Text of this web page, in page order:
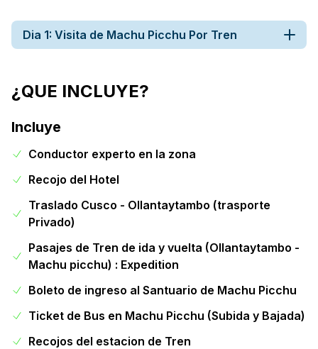
Dia 1: Visita de Machu Picchu Por Tren
¿QUE INCLUYE?
Incluye
Conductor experto en la zona
Recojo del Hotel
Traslado Cusco - Ollantaytambo (trasporte
Privado)
Pasajes de Tren de ida y vuelta (Ollantaytambo -
Machu picchu) : Expedition
Boleto de ingreso al Santuario de Machu Picchu
Ticket de Bus en Machu Picchu (Subida y Bajada)
Recojos del estacion de Tren